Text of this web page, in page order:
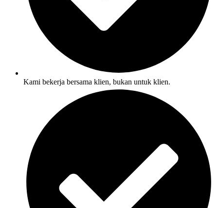
Kami bekerja bersama klien, bukan untuk klien.